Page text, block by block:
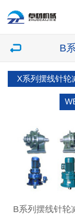
B
X系列摆线针轮
B系列摆线针轮